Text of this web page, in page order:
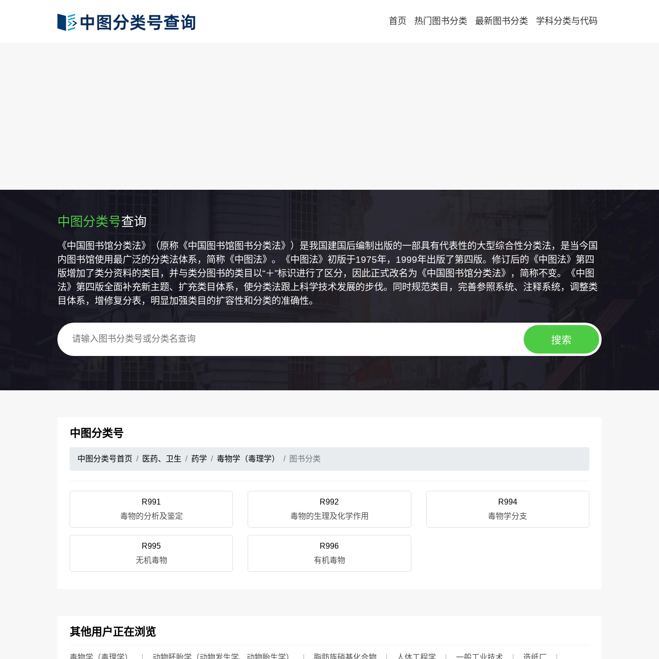
首页 热门图书分类 最新图书分类 学科分类与代码
中图分类号查询
《中国图书馆分类法》（原称《中国图书馆图书分类法》）是我国建国后编制出版的一部具有代表性的大型综合性分类法，是当今国
内图书馆使用最广泛的分类法体系，简称《中图法》。《中图法》初版于1975年，1999年出版了第四版。修订后的《中图法》第四
版增加了类分资料的类目，并与类分图书的类目以“＋”标识进行了区分，因此正式改名为《中国图书馆分类法》，简称不变。《中图
法》第四版全面补充新主题、扩充类目体系，使分类法跟上科学技术发展的步伐。同时规范类目，完善参照系统、注释系统，调整类
目体系，增修复分表，明显加强类目的扩容性和分类的准确性。
中图分类号
中图分类号首页 医药、卫生 药学 毒物学（毒理学） 图书分类
R991
毒物的分析及鉴定
R992
毒物的生理及化学作用
R994
毒物学分支
R995
无机毒物
R996
有机毒物
其他用户正在浏览
毒物学（毒理学） 动物胚胎学（动物发生学、动物胎生学） 脂肪族硝基化合物 人体工程学 一般工业技术 造纸厂